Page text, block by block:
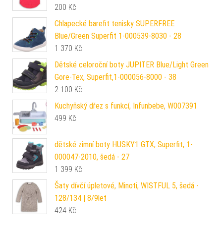
200 Kč
Chlapecké barefit tenisky SUPERFREE
Blue/Green Superfit 1-000539-8030 - 28
1 370 Kč
Dětské celoroční boty JUPITER Blue/Light Green
Gore-Tex, Superfit,1-000056-8000 - 38
2 100 Kč
Kuchyňský dřez s funkcí, Infunbebe, W007391
499 Kč
dětské zimní boty HUSKY1 GTX, Superfit, 1-
000047-2010, šedá - 27
1 399 Kč
Šaty dívčí úpletové, Minoti, WISTFUL 5, šedá -
128/134 | 8/9let
424 Kč